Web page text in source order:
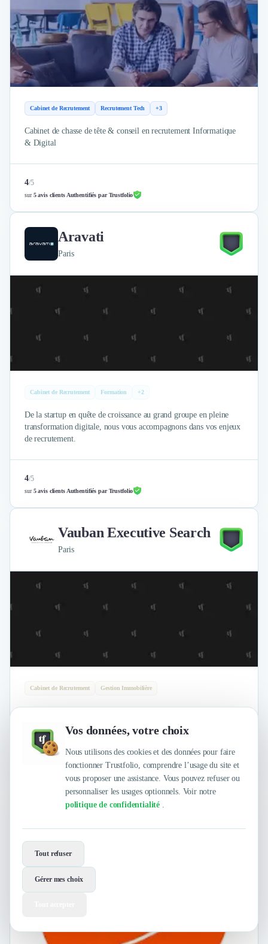
Vos données, votre choix
Nous utilisons des cookies et des données pour faire
fonctionner Trustfolio, comprendre l’usage du site et
vous proposer une assistance. Vous pouvez refuser ou
personnaliser les usages optionnels. Voir notre
politique de confidentialité .
Tout refuser
Gérer mes choix
Cabinet de Recrutement Recrutement Tech +3
Cabinet de chasse de tête & conseil en recrutement Informatique
& Digital
4/5
sur5 avis clients Authentifiés par Trustfolio
Aravati
Paris
Cabinet de Recrutement Formation +2
De la startup en quête de croissance au grand groupe en pleine
transformation digitale, nous vous accompagnons dans vos enjeux
de recrutement.
4/5
sur5 avis clients Authentifiés par Trustfolio
Vauban Executive Search
Paris
Cabinet de Recrutement Gestion Immobilière